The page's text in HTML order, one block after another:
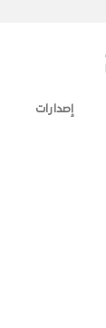
إصدارات